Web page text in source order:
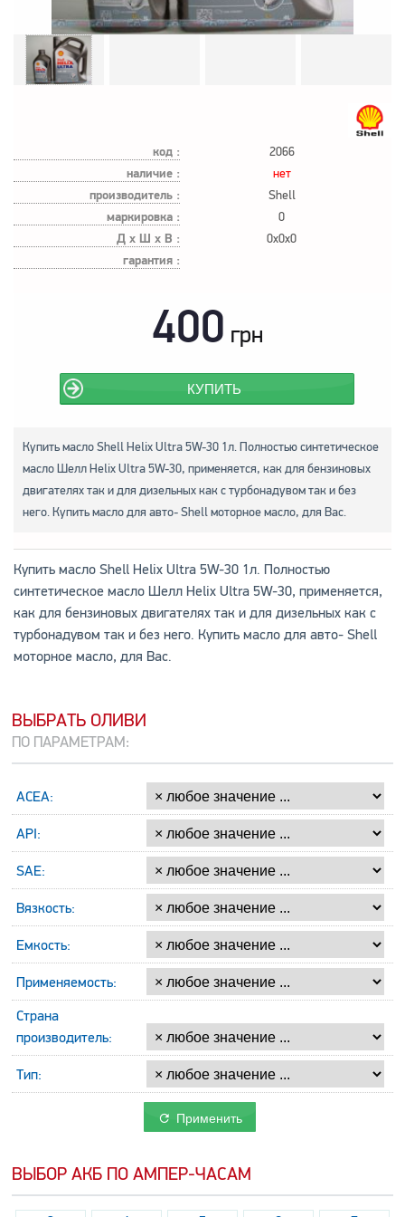
код : 2066
наличие : нет
производитель : Shell
маркировка : 0
Д х Ш х В : 0x0x0
гарантия :
400 грн
КУПИТЬ
Купить масло Shell Helix Ultra 5W-30 1л. Полностью синтетическое
масло Шелл Helix Ultra 5W-30, применяется, как для бензиновых
двигателях так и для дизельных как с турбонадувом так и без
него. Купить масло для авто- Shell моторное масло, для Вас.
Купить масло Shell Helix Ultra 5W-30 1л. Полностью
синтетическое масло Шелл Helix Ultra 5W-30, применяется,
как для бензиновых двигателях так и для дизельных как с
турбонадувом так и без него. Купить масло для авто- Shell
моторное масло, для Вас.
ВЫБРАТЬ ОЛИВИ
ПО ПАРАМЕТРАМ:
ACEA:
API:
SAE:
Вязкость:
Емкость:
Применяемость:
Страна
производитель:
Тип:
Применить
ВЫБОР АКБ ПО АМПЕР-ЧАСАМ